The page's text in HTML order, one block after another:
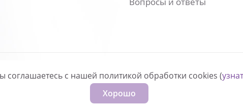
соглашаетесь с нашей политикой обработки cookies (
Хорошо